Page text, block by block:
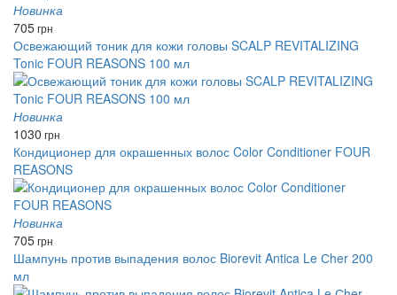
Новинка
705грн
Освежающий тоник для кожи головы SCALP REVITALIZING
Tonic FOUR REASONS 100 мл
Новинка
1030 грн
Кондиционер для окрашенных волос Color Conditioner FOUR
REASONS
Новинка
705грн
Шампунь против выпадения волос Biorevit Antica Le Сher 200
мл